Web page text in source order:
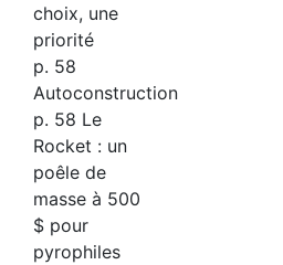
choix, une
priorité
p. 58
Autoconstruction
p. 58 Le
Rocket : un
poêle de
masse à 500
$ pour
pyrophiles